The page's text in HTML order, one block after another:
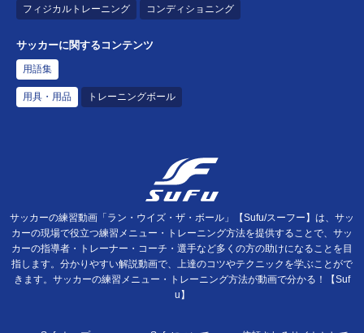
フィジカルトレーニング コンディショニング
サッカーに関するコンテンツ
用語集
用具・用品 トレーニングボール
サッカーの練習動画「ラン・ウイズ・ザ・ボール」【Sufu/スーフー】は、サッ
カーの現場で役立つ練習メニュー・トレーニング方法を提供することで、サッ
カーの指導者・トレーナー・コーチ・選手など多くの方の助けになることを目
指します。分かりやすい解説動画で、上達のコツやテクニックを学ぶことがで
きます。サッカーの練習メニュー・トレーニング方法が動画で分かる！【Suf
u】